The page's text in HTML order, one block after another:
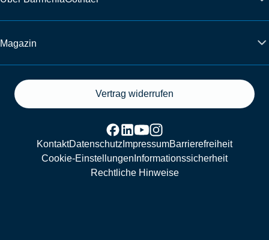
Magazin
Vertrag widerrufen
KontaktDatenschutz ImpressumBarrierefreiheit
Cookie-Einstellungen Informationssicherheit
Rechtliche Hinweise